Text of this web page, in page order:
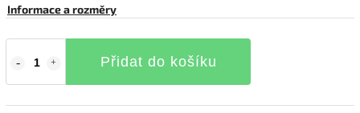
Informace a rozměry
Přidat do košíku